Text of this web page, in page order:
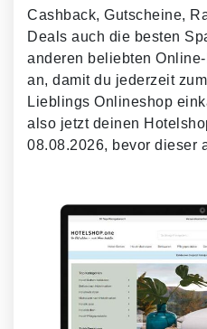
Cashback, Gutscheine,
Deals auch die besten
anderen beliebten
an, damit du jederzeit
Lieblings Onlineshop
also jetzt deinen
08.08.2026, bevor dieser